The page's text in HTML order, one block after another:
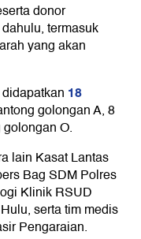
donor
termasuk
yang akan
18
golongan A, 8
O.
lain Kasat Lantas
Bag SDM Polres
Klinik RSUD
serta tim medis
Pengaraian.